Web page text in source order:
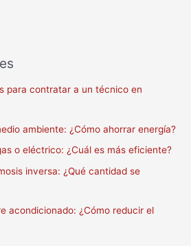
para contratar a un técnico en
ambiente: ¿Cómo ahorrar energía?
o eléctrico: ¿Cuál es más eficiente?
inversa: ¿Qué cantidad se
acondicionado: ¿Cómo reducir el